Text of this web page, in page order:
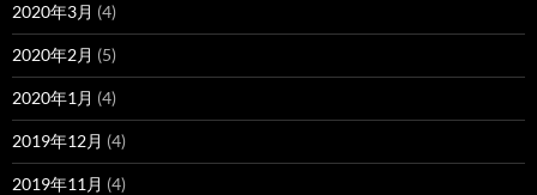
2020年3月 (4)
2020年2月 (5)
2020年1月 (4)
2019年12月 (4)
2019年11月 (4)